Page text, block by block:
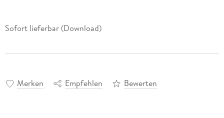
Sofort lieferbar (Download)
Merken Empfehlen Bewerten